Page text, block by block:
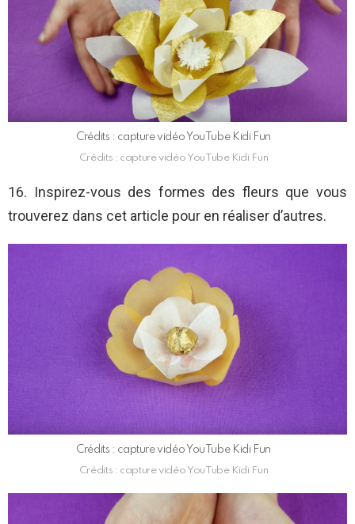
Crédits : capture vidéo YouTube Kidi Fun
Crédits : capture vidéo YouTube Kidi Fun
16. Inspirez-vous des formes des fleurs que vous
trouverez dans cet article pour en réaliser d’autres.
Crédits : capture vidéo YouTube Kidi Fun
Crédits : capture vidéo YouTube Kidi Fun